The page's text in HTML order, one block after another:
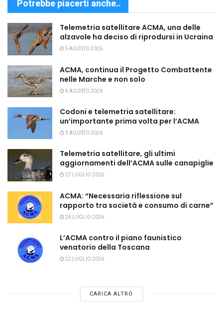
Potrebbe piacerti anche..
Telemetria satellitare ACMA, una delle
alzavole ha deciso di riprodursi in Ucraina
5 AGOSTO 2026
ACMA, continua il Progetto Combattente
nelle Marche e non solo
4 AGOSTO 2026
Codoni e telemetria satellitare:
un’importante prima volta per l’ACMA
3 AGOSTO 2026
Telemetria satellitare, gli ultimi
aggiornamenti dell’ACMA sulle canapiglie
27 LUGLIO 2026
ACMA: “Necessaria riflessione sul
rapporto tra società e consumo di carne”
24 LUGLIO 2026
L’ACMA contro il piano faunistico
venatorio della Toscana
22 LUGLIO 2026
CARICA ALTRO